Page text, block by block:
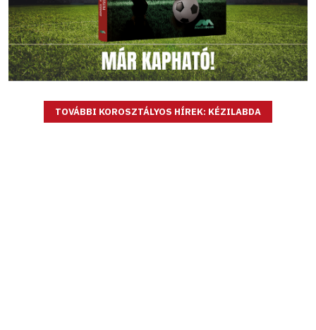
TOVÁBBI KOROSZTÁLYOS HÍREK: KÉZILABDA